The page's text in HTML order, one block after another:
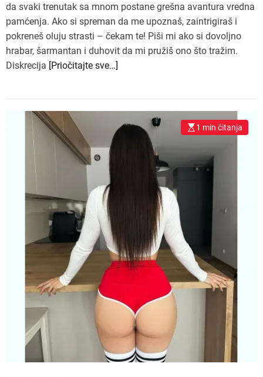
da svaki trenutak sa mnom postane grešna avantura vredna
pamćenja. Ako si spreman da me upoznaš, zaintrigiraš i
pokreneš oluju strasti – čekam te! Piši mi ako si dovoljno
hrabar, šarmantan i duhovit da mi pružiš ono što tražim.
Diskrecija [Priočitajte sve…]
1 min čitanja